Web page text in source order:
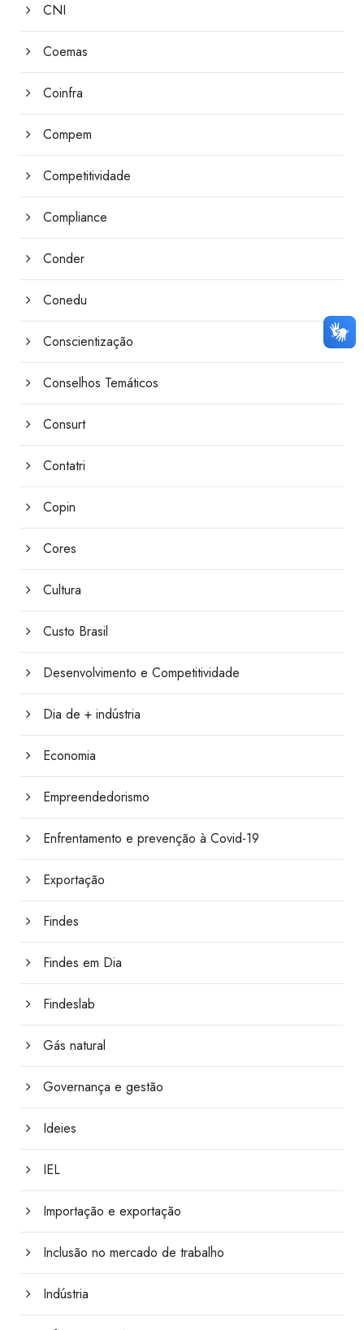
CNI
Coemas
Coinfra
Compem
Competitividade
Compliance
Conder
Conedu
Conscientização
Conselhos Temáticos
Consurt
Contatri
Copin
Cores
Cultura
Custo Brasil
Desenvolvimento e Competitividade
Dia de + indústria
Economia
Empreendedorismo
Enfrentamento e prevenção à Covid-19
Exportação
Findes
Findes em Dia
Findeslab
Gás natural
Governança e gestão
Ideies
IEL
Importação e exportação
Inclusão no mercado de trabalho
Indústria